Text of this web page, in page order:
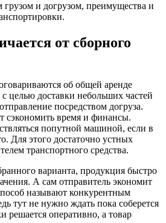
и догрузом, преимущества и
от сборного
об общей аренде
с целью доставки небольших частей
посредством догруза.
сэкономить время и финансы.
попутной машиной, если в
Для этого достаточно устных
транспортного средства.
варианта, продукция быстро
А сам отправитель экономит
называют конкурентным
тут не нужно ждать пока соберется
решается оперативно, а товар